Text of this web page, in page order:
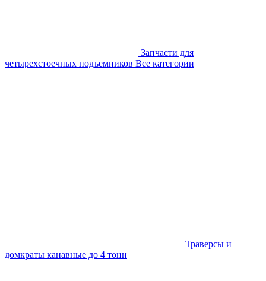
Запчасти для
четырехстоечных подъемников Все категории
Траверсы и
домкраты канавные до 4 тонн